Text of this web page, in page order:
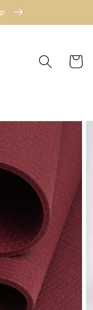
Košík